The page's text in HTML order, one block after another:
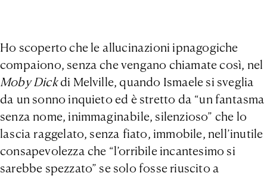
Ho scoperto che le allucinazioni ipnagogiche
compaiono, senza che vengano chiamate così, nel
Moby Dickdi Melville, quando Ismaele si sveglia
da un sonno inquieto ed è stretto da “un fantasma
senza nome, inimmaginabile, silenzioso” che lo
lascia raggelato, senza fiato, immobile, nell’inutile
consapevolezza che “l’orribile incantesimo si
sarebbe spezzato” se solo fosse riuscito a